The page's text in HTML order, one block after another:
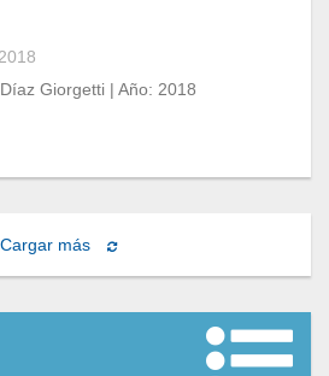
Giorgetti | Año: 2018
Cargar más